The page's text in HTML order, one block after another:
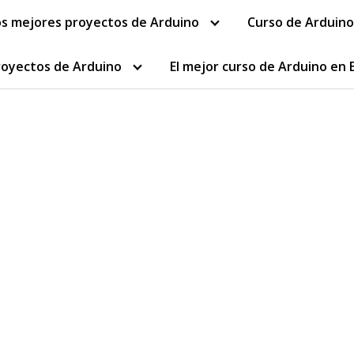
mejores proyectos de Arduino Curso de
de Arduino El mejor curso de Arduino en